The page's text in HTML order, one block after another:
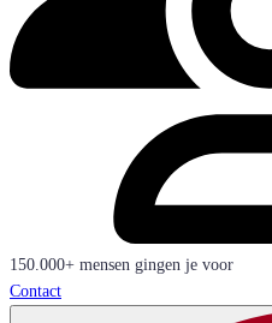
150.000+ mensen gingen je voor
Contact